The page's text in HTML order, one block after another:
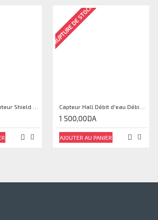
RUPTURE DE STOCK
1 500,00DA
AJOUTER AU PANIER